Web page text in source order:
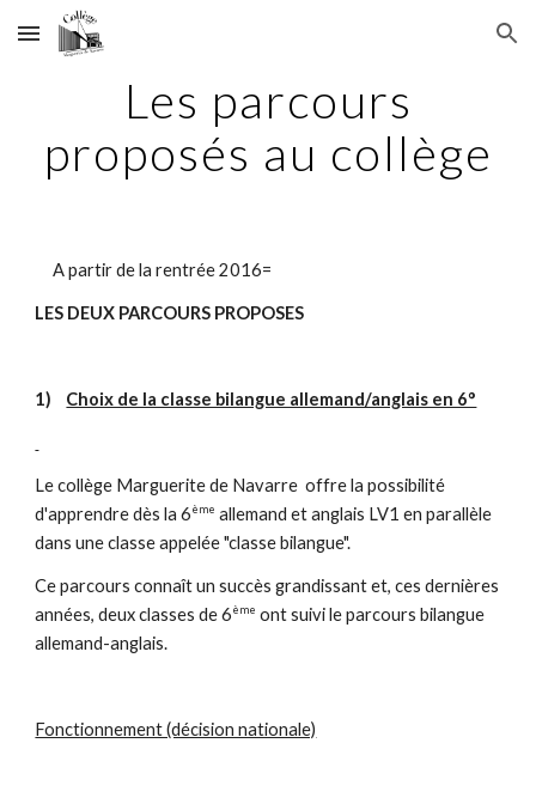
Skip to main content Skip to navigation
Les parcours
proposés au collège
A partir de la rentrée 2016=
LES DEUX PARCOURS PROPOSES
1) Choix de la classe bilangue allemand/anglais en 6°
Le collège Marguerite de Navarre offre la possibilité
d'apprendre dès la 6ème allemand et anglais LV1 en parallèle
dans une classe appelée "classe bilangue".
Ce parcours connaît un succès grandissant et, ces dernières
années, deux classes de 6ème ont suivi le parcours bilangue
allemand-anglais.
Fonctionnement (décision nationale)